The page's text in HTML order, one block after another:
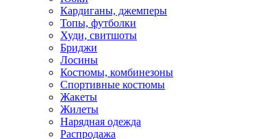
Кардиганы, джемперы
Топы, футболки
Худи, свитшоты
Бриджи
Лосины
Костюмы, комбинезоны
Спортивные костюмы
Жакеты
Жилеты
Нарядная одежда
Распродажа